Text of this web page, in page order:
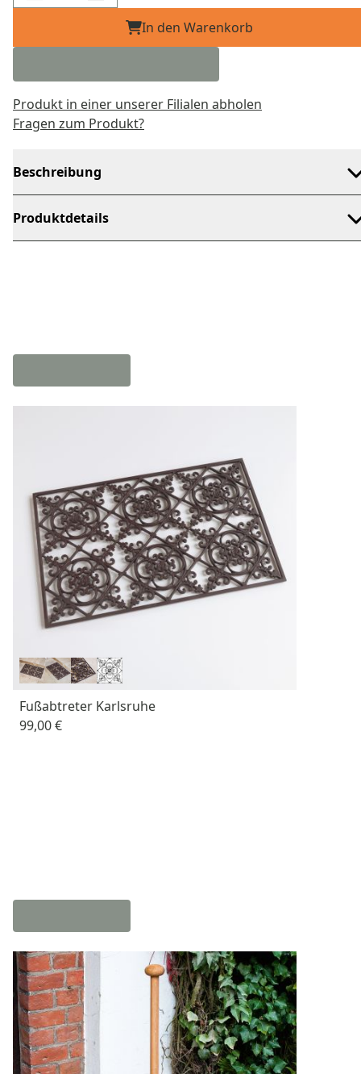
In den Warenkorb
Produkt in einer unserer Filialen abholen
Fragen zum Produkt?
Beschreibung
Produktdetails
Fußabtreter Karlsruhe
99,00 €